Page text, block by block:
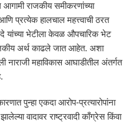
आगामी राजकीय समीकरणांच्या
प्रत्येक हालचाल महत्त्वाची ठरत
यांच्या भेटीला केवळ औपचारिक भेट
अर्थ काढले जात आहेत. अशा
नाराजी महाविकास आघाडीतील अंतर्गत
पुन्हा एकदा आरोप-प्रत्यारोपांना
वादावर राष्ट्रवादी काँग्रेस किंवा